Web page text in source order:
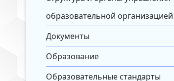
образовательной организацией
Документы
Образование
Образовательные стандарты